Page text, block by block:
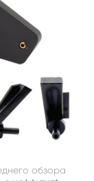
обзора